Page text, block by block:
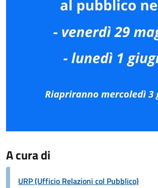
A cura di
URP (Ufficio Relazioni col Pubblico)